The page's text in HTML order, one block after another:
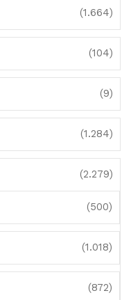
(1.664)
(104)
(9)
(1.284)
(2.279)
(500)
(1.018)
(872)